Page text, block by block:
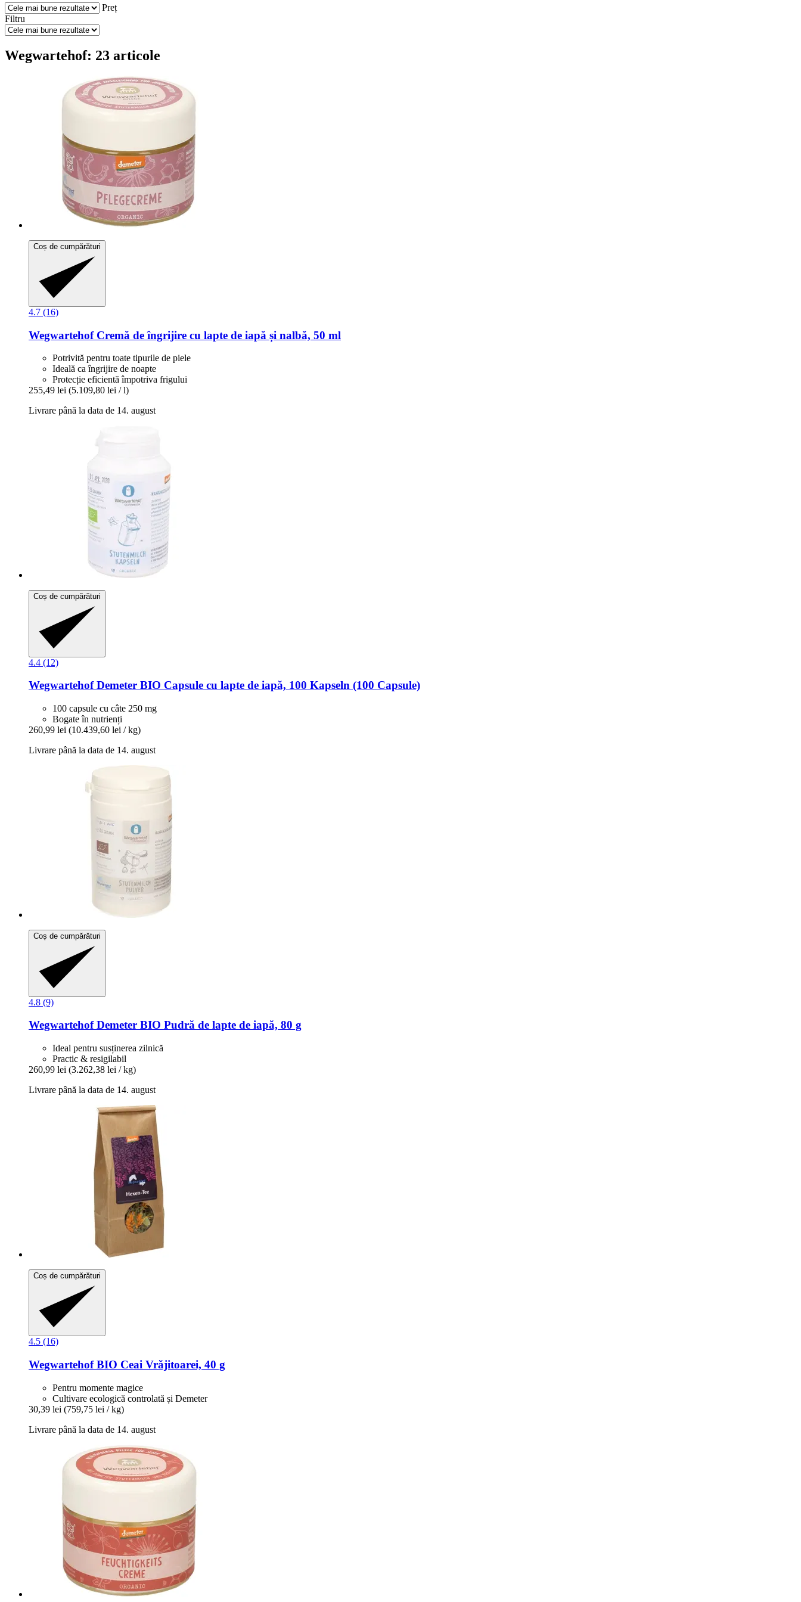
Preț
Filtru
Wegwartehof: 23 articole
Coș de cumpărături
4.7 (16)
WegwartehofCremă de îngrijire cu lapte de iapă și nalbă, 50 ml
Potrivită pentru toate tipurile de piele
Ideală ca îngrijire de noapte
Protecție eficientă împotriva frigului
255,49 lei (5.109,80 lei / l)
Livrare până la data de 14. august
Coș de cumpărături
4.4 (12)
WegwartehofDemeter BIO Capsule cu lapte de iapă, 100 Kapseln (100 Capsule)
100 capsule cu câte 250 mg
Bogate în nutrienți
260,99 lei (10.439,60 lei / kg)
Livrare până la data de 14. august
Coș de cumpărături
4.8 (9)
WegwartehofDemeter BIO Pudră de lapte de iapă, 80 g
Ideal pentru susținerea zilnică
Practic & resigilabil
260,99 lei (3.262,38 lei / kg)
Livrare până la data de 14. august
Coș de cumpărături
4.5 (16)
WegwartehofBIO Ceai Vrăjitoarei, 40 g
Pentru momente magice
Cultivare ecologică controlată și Demeter
30,39 lei (759,75 lei / kg)
Livrare până la data de 14. august